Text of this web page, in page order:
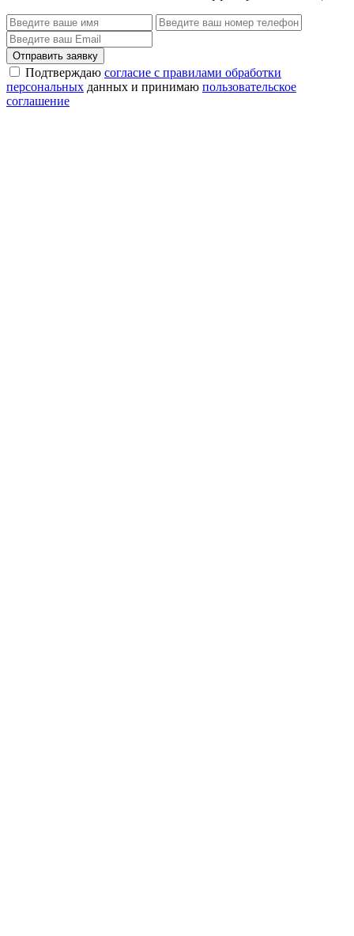
Отправить заявку
Подтверждаю согласие с правилами обработки
персональных данных и принимаю пользовательское
соглашение